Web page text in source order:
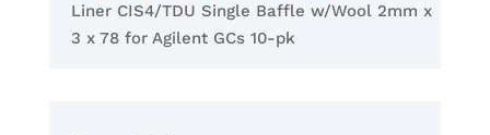
Liner CIS4/TDU Single Baffle w/Wool 2mm x
3 x 78 for Agilent GCs 10-pk